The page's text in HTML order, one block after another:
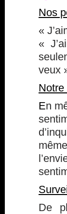
Nos
«
«
veux
Notre
En
De